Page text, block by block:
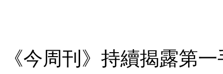
《今周刊》持續揭露第